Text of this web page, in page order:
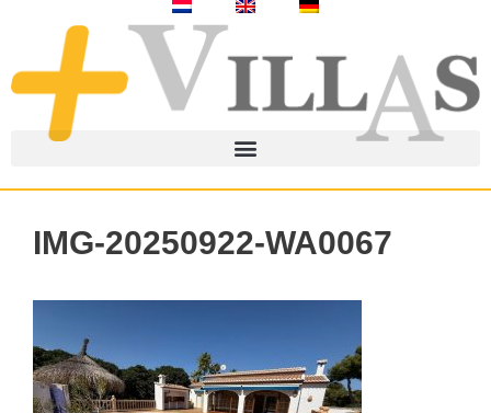
IMG-20250922-WA0067